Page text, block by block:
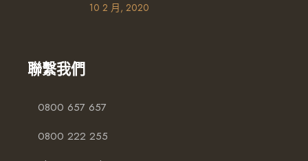
10 2 月, 2020
聯繫我們
0800 657 657
0800 222 255